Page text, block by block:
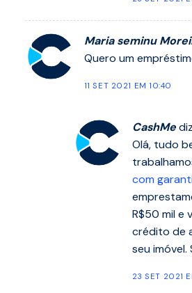
Maria seminu
Quero um
11 SET 2021 EM 10:40
CashMe
Olá, tudo
com
R$50 mil e
crédito de
seu imóvel.
23 SET 2021